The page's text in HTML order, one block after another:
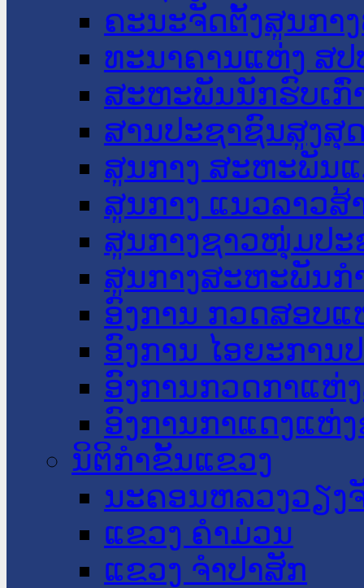
ຄະນະຈັດຕັ້ງສູນກາ
ທະນາຄານແຫ່ງ ສປ
ສະຫະພັນນັກຮົບເກົ່
ສານປະຊາຊົນສູງສຸ
ສູນກາງ ສະຫະພັນ
ສູນກາງ ແນວລາວສ້
ສູນກາງຊາວໜຸ່ມປະ
ສູນກາງສະຫະພັນກ
ອົງການ ກວດສອບແ
ອົງການ ໄອຍະການ
ອົງການກວດກາແຫ່
ອົງການກາແດງແຫ່
ນິຕິກໍາຂັ້ນແຂວງ
ນະ​ຄອນ​ຫລວງວຽງ
ແຂວງ ຄໍາມ່ວນ
ແຂວງ ຈໍາປາສັກ